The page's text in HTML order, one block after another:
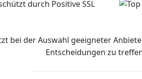
bei der Auswahl geeigneter
Entscheidungen zu